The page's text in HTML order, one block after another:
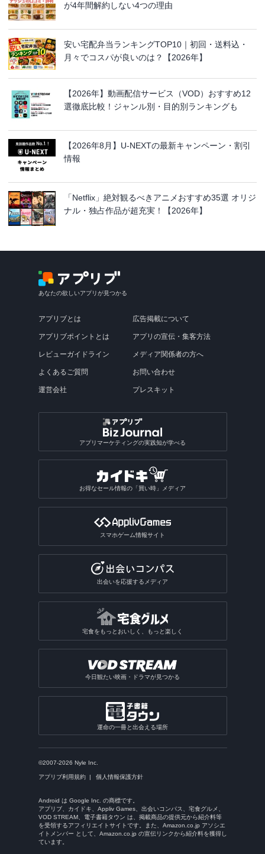
が4年間解約しない4つの理由
安い宅配弁当ランキングTOP10｜初回・送料込・
月々でコスパが良いのは？【2026年】
【2026年】動画配信サービス（VOD）おすすめ12
選徹底比較！ジャンル別・目的別ランキングも
【2026年8月】U-NEXTの最新キャンペーン・割引
情報
「Netflix」絶対観るべきアニメおすすめ35選 オリジ
ナル・独占作品が超充実！【2026年】
あなたの欲しいアプリが見つかる
アプリブとは
アプリブポイントとは
レビューガイドライン
よくあるご質問
運営会社
広告掲載について
アプリの宣伝・集客方法
メディア関係者の方へ
お問い合わせ
プレスキット
アプリマーケティングの実践知が学べる
お得なセール情報の「買い時」メディア
スマホゲーム情報サイト
出会いを応援するメディア
宅食をもっとおいしく、もっと楽しく
今日観たい映画・ドラマが見つかる
運命の一冊と出会える場所
©2007-2026 Nyle Inc.
アプリブ利用規約 個人情報保護方針
Android は Google Inc. の商標です。
アプリブ、カイドキ、Appliv Games、出会いコンパス、宅食グルメ、
VOD STREAM、電子書籍タウン は、掲載商品の提供元から紹介料等
を受領するアフィリエイトサイトです。また、Amazon.co.jp アソシエ
イトメンバー として、Amazon.co.jp の宣伝リンクから紹介料を獲得し
ています。